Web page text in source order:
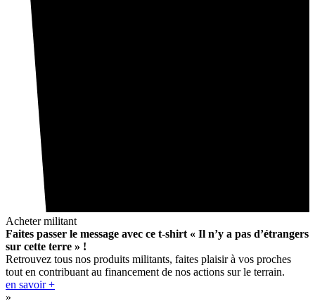
Acheter militant
Faites passer le message avec ce t-shirt « Il n’y a pas d’étrangers
sur cette terre » !
Retrouvez tous nos produits militants, faites plaisir à vos proches
tout en contribuant au financement de nos actions sur le terrain.
en savoir +
»